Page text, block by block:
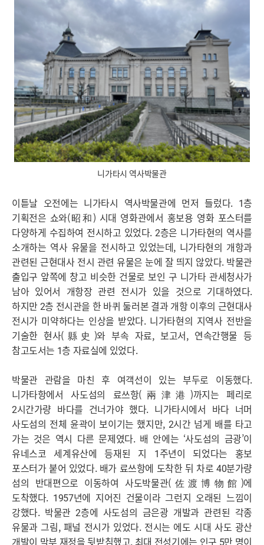
니가타시 역사박물관
이튿날 오전에는 니가타시 역사박물관에 먼저 들렀다. 1층
기획전은 쇼와(昭和) 시대 영화관에서 홍보용 영화 포스터를
다양하게 수집하여 전시하고 있었다. 2층은 니가타현의 역사를
소개하는 역사 유물을 전시하고 있었는데, 니가타현의 개항과
관련된 근현대사 전시 관련 유물은 눈에 잘 띄지 않았다. 박물관
출입구 앞쪽에 창고 비슷한 건물로 보인 구 니가타 관세청사가
남아 있어서 개항장 관련 전시가 있을 것으로 기대하였다.
하지만 2층 전시관을 한 바퀴 둘러본 결과 개항 이후의 근현대사
전시가 미약하다는 인상을 받았다. 니가타현의 지역사 전반을
기술한 현사(縣史)와 부속 자료, 보고서, 연속간행물 등
참고도서는 1층 자료실에 있었다.
박물관 관람을 마친 후 여객선이 있는 부두로 이동했다.
니가타항에서 사도섬의 료쓰항(兩津港)까지는 페리로
2시간가량 바다를 건너가야 했다. 니가타시에서 바다 너머
사도섬의 전체 윤곽이 보이기는 했지만, 2시간 넘게 배를 타고
가는 것은 역시 다른 문제였다. 배 안에는 ‘사도섬의 금광’이
유네스코 세계유산에 등재된 지 1주년이 되었다는 홍보
포스터가 붙어 있었다. 배가 료쓰항에 도착한 뒤 차로 40분가량
섬의 반대편으로 이동하여 사도박물관(佐渡博物館)에
도착했다. 1957년에 지어진 건물이라 그런지 오래된 느낌이
강했다. 박물관 2층에 사도섬의 금은광 개발과 관련된 각종
유물과 그림, 패널 전시가 있었다. 전시는 에도 시대 사도 광산
개발이 막부 재정을 뒷받침했고, 최대 전성기에는 인구 5만 명이